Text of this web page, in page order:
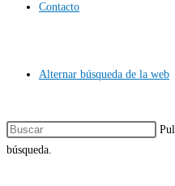
Contacto
Alternar búsqueda de la web
búsqueda.